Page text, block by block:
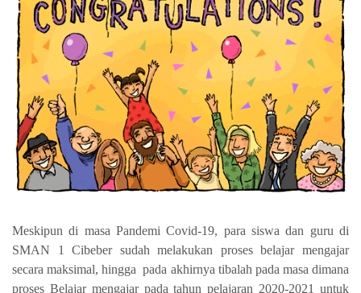
Meskipun di masa Pandemi Covid-19, para siswa dan guru di
SMAN 1 Cibeber sudah melakukan proses belajar mengajar
secara maksimal, hingga pada akhirnya tibalah pada masa dimana
proses Belajar mengajar pada tahun pelajaran 2020-2021 untuk